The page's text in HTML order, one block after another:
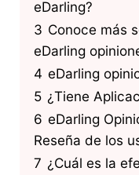
eDarling?
3 Conoce más
eDarling
4 eDarling
5 ¿Tiene
6 eDarling
Reseña de los
7 ¿Cuál es la